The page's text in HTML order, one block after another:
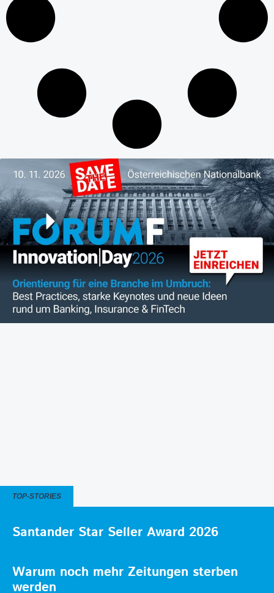
TOP-STORIES
Santander Star Seller Award 2026
Warum noch mehr Zeitungen sterben
werden